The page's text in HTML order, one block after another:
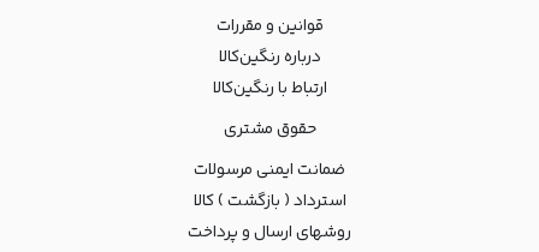
قوانین و مقررات
درباره رنگین‌کالا
ارتباط با رنگین‌کالا
حقوق مشتری
ضمانت ایمنی مرسولات
استرداد ( بازگشت ) کالا
روشهای ارسال و پرداخت